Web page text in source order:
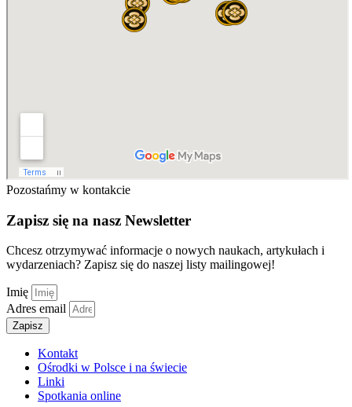
Pozostańmy w kontakcie
Zapisz się na nasz Newsletter
Chcesz otrzymywać informacje o nowych naukach, artykułach i
wydarzeniach? Zapisz się do naszej listy mailingowej!
Imię
Adres email
Zapisz
Kontakt
Ośrodki w Polsce i na świecie
Linki
Spotkania online